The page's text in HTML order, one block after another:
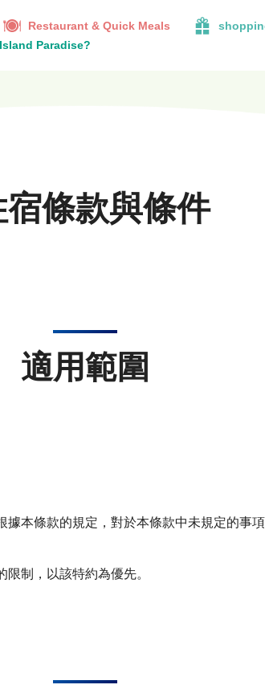
Restaurant & Quick Meals
Paradise?
條款與條件
適用範圍
本條款的規定，對於本條款中未規定的事
制，以該特約為優先。